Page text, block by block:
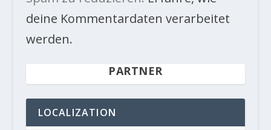
deine Kommentardaten verarbeitet
werden.
PARTNER
LOCALIZATION